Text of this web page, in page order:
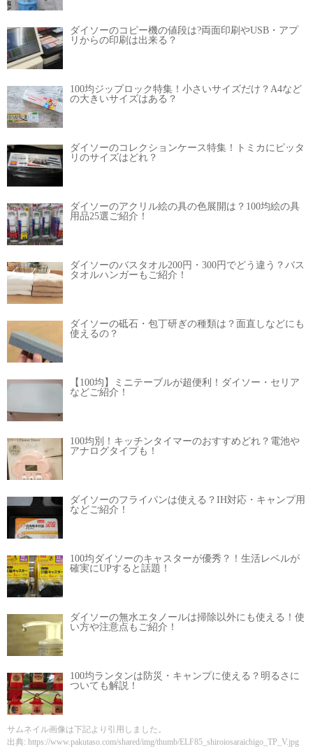
ダイソーのコピー機の値段は?両面印刷やUSB・アプ
リからの印刷は出来る？
100均ジップロック特集！小さいサイズだけ？A4など
の大きいサイズはある？
ダイソーのコレクションケース特集！トミカにピッタ
リのサイズはどれ？
ダイソーのアクリル絵の具の色展開は？100均絵の具
用品25選ご紹介！
ダイソーのバスタオル200円・300円でどう違う？バス
タオルハンガーもご紹介！
ダイソーの砥石・包丁研ぎの種類は？面直しなどにも
使えるの？
【100均】ミニテーブルが超便利！ダイソー・セリア
などご紹介！
100均別！キッチンタイマーのおすすめどれ？電池や
アナログタイプも！
ダイソーのフライパンは使える？IH対応・キャンプ用
などご紹介！
100均ダイソーのキャスターが優秀？！生活レベルが
確実にUPすると話題！
ダイソーの無水エタノールは掃除以外にも使える！使
い方や注意点もご紹介！
100均ランタンは防災・キャンプに使える？明るさに
ついても解説！
サムネイル画像は下記より引用しました。
出典: https://www.pakutaso.com/shared/img/thumb/ELF85_shiroiosaraichigo_TP_V.jpg